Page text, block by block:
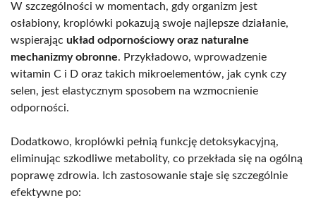
W szczególności w momentach, gdy organizm jest
osłabiony, kroplówki pokazują swoje najlepsze działanie,
wspierając układ odpornościowy oraz naturalne
mechanizmy obronne. Przykładowo, wprowadzenie
witamin C i D oraz takich mikroelementów, jak cynk czy
selen, jest elastycznym sposobem na wzmocnienie
odporności.
Dodatkowo, kroplówki pełnią funkcję detoksykacyjną,
eliminując szkodliwe metabolity, co przekłada się na ogólną
poprawę zdrowia. Ich zastosowanie staje się szczególnie
efektywne po: